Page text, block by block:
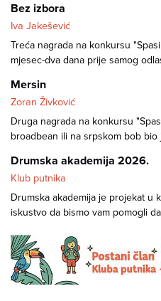
Bez izbora
Iva Jakešević
Treća nagrada na konkursu
mjesec-dva dana prije samog
Mersin
Zoran Živković
Druga nagrada na konkursu
broadbean ili na srpskom bob bio
Drumska akademija 2026.
Klub putnika
Drumska akademija je projekat u
iskustvo da bismo vam pomogli